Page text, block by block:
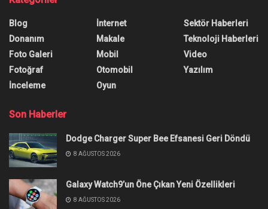
iMac, MacBook Air, MacBook
Pro! İdeal Mac Hangisi?
M1 çipli MacBook Air ve iMac ile yeni M1 Pro
çipi bulunan MacBook Pro arasında mı kaldınız?
İşte karar vermenize yardımcı olacak bir kılavuz…
Yazar: Onur Erdem